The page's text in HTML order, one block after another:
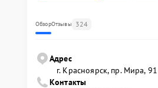
ОбзорОтзывы 324
Адрес
г. Красноярск, ​пр. Мира, 91
Контакты